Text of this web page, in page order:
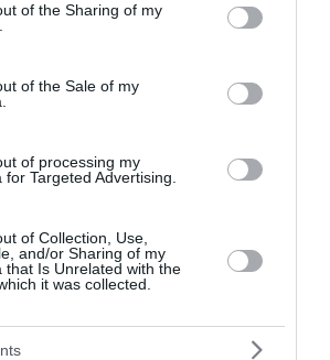
or usage behaviour. You may click to
to Google and its third-party tags to
specified purposes in below Google
of the Sharing of my
of the Sale of my
of processing my
Targeted Advertising.
of Collection, Use,
and/or Sharing of my
that Is Unrelated with the
it was collected.
με drones: Η
605
605 ουκρανικά μη
(drones) κατά τη διάρκεια
Κρι...
2026 Πλανήτης